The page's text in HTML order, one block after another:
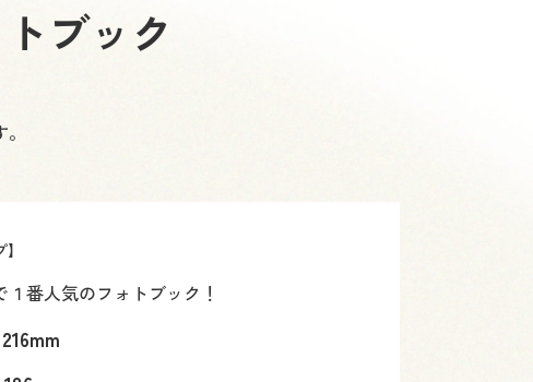
ブック
番人気のフォトブック！